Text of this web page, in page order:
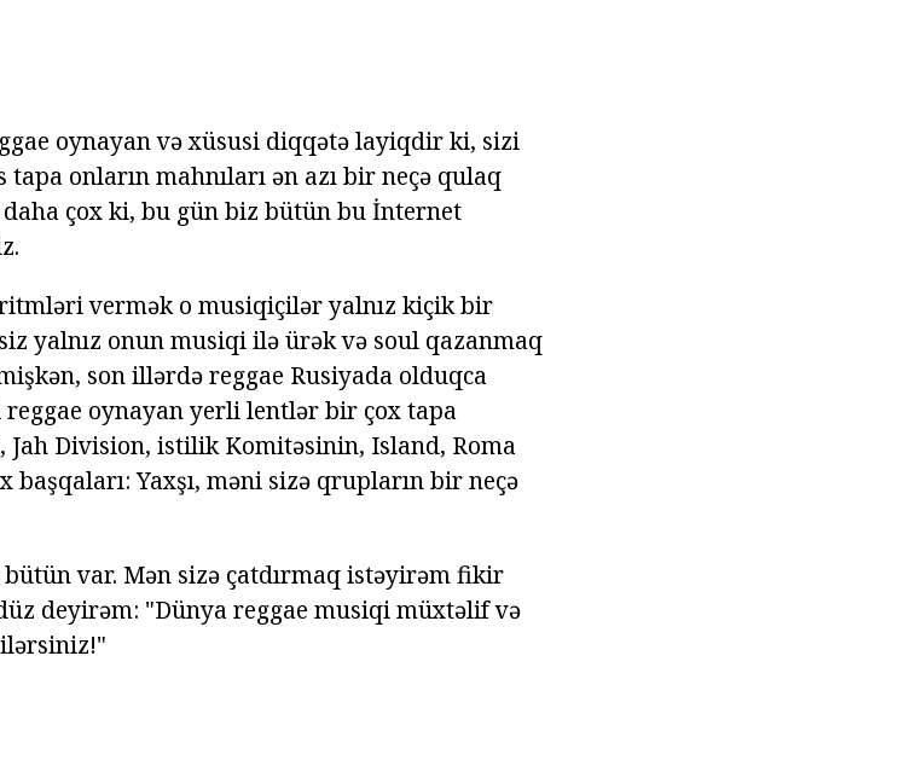
oynayan və xüsusi diqqətə layiqdir ki, sizi
onların mahnıları ən azı bir neçə qulaq
çox ki, bu gün biz bütün bu İnternet
vermək o musiqiçilər yalnız kiçik bir
yalnız onun musiqi ilə ürək və soul qazanmaq
son illərdə reggae Rusiyada olduqca
oynayan yerli lentlər bir çox tapa
Division, istilik Komitəsinin, Island, Roma
başqaları: Yaxşı, məni sizə qrupların bir neçə
bütün var. Mən sizə çatdırmaq istəyirəm fikir
deyirəm: "Dünya reggae musiqi müxtəlif və